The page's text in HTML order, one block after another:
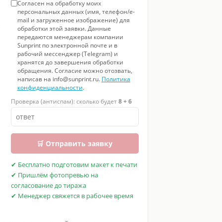
Согласен на обработку моих
персональных данных (имя, телефон/e-
mail и загруженное изображение) для
обработки этой заявки. Данные
передаются менеджерам компании
Sunprint по электронной почте и в
рабочий мессенджер (Telegram) и
хранятся до завершения обработки
обращения. Согласие можно отозвать,
написав на info@sunprint.ru. Политика
конфиденциальности.
Проверка (антиспам): сколько будет8 + 6
🛒 Отправить заявку
✔ Бесплатно подготовим макет к печати
✔ Пришлём фотопревью на
согласование до тиража
✔ Менеджер свяжется в рабочее время